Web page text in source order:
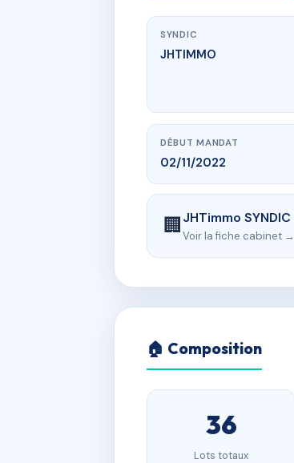
SYNDIC
JHTIMMO
DÉBUT MANDAT
02/11/2022
🏢JHTimmo SYNDIC
Voir la fiche cabinet →
🏠 Composition
36
Lots totaux